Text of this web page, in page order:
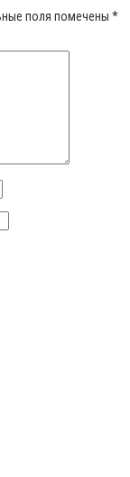
поля помечены *